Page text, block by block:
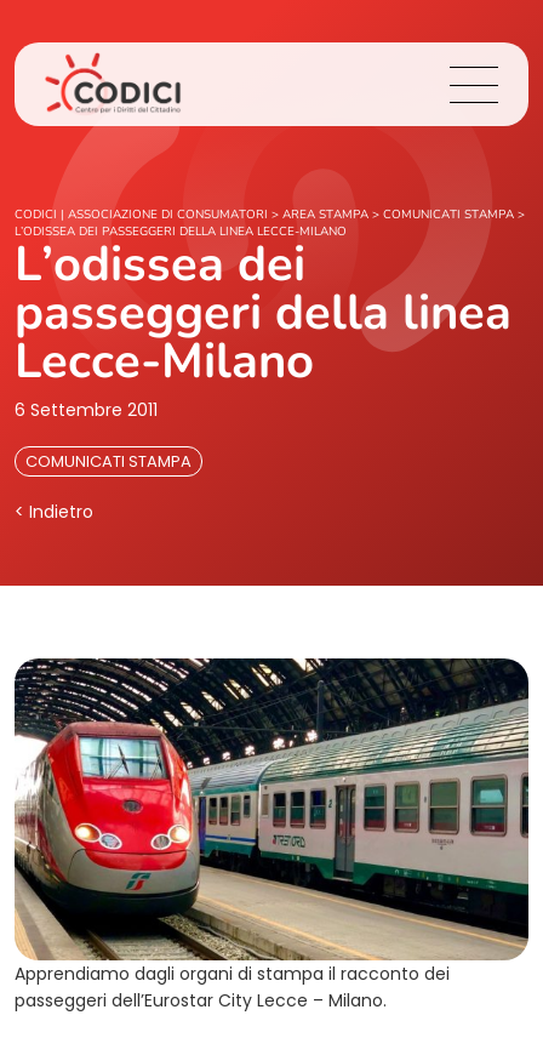
Chi Siamo
Cosa Facciamo
Area Stampa
CODICI | ASSOCIAZIONE DI CONSUMATORI > AREA STAMPA > COMUNICATI STAMPA >
L’ODISSEA DEI PASSEGGERI DELLA LINEA LECCE-MILANO
L’odissea dei
passeggeri della linea
Lecce-Milano
6 Settembre 2011
COMUNICATI STAMPA
< Indietro
Apprendiamo dagli organi di stampa il racconto dei
passeggeri dell’Eurostar City Lecce – Milano.